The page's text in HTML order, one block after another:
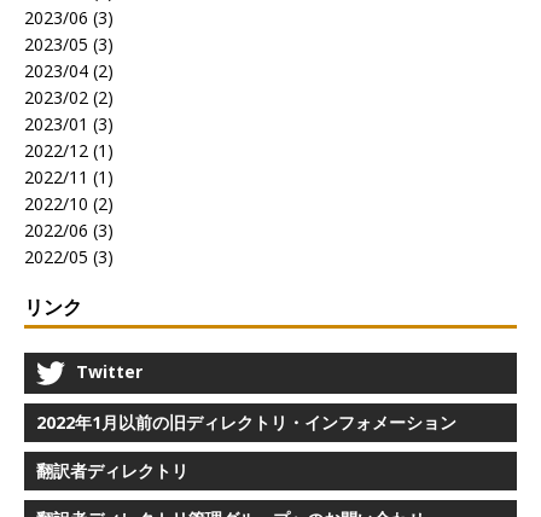
2023/06 (3)
2023/05 (3)
2023/04 (2)
2023/02 (2)
2023/01 (3)
2022/12 (1)
2022/11 (1)
2022/10 (2)
2022/06 (3)
2022/05 (3)
リンク
Twitter
2022年1月以前の旧ディレクトリ・インフォメーション
翻訳者ディレクトリ